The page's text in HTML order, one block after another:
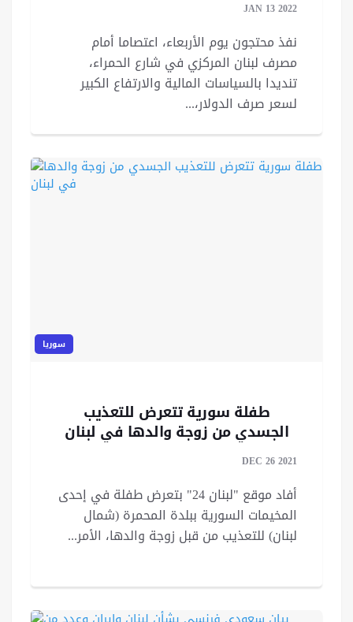
JAN 13 2022
نفذ محتجون يوم الأربعاء، اعتصاما أمام
مصرف لبنان المركزي في شارع الحمراء،
تنديدا بالسياسات المالية والارتفاع الكبير
لسعر صرف الدولار،...
سوريا
طفلة سورية تتعرض للتعذيب
الجسدي من زوجة والدها في لبنان
DEC 26 2021
أفاد موقع "لبنان 24" بتعرض طفلة في إحدى
المخيمات السورية ببلدة المحمرة (شمال
لبنان) للتعذيب من قبل زوجة والدها، الأمر...